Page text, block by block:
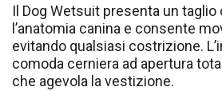
Il Dog Wetsuit presenta un taglio
l’anatomia canina e consente
evitando qualsiasi costrizione.
comoda cerniera ad apertura
che agevola la vestizione.